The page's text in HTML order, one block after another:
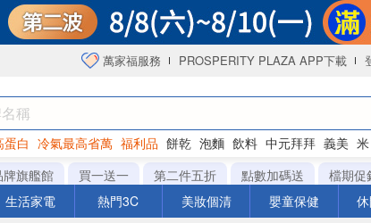
萬家福服務 PROSPERITY PLAZA APP下載
蛋白 冷氣最高省萬 福利品 餅乾 泡麵 飲料 中元拜拜 義美 米
牌旗艦館 買一送一 第二件五折 點數加碼送 檔期促
生活家電 熱門3C 美妝個清 嬰童保健